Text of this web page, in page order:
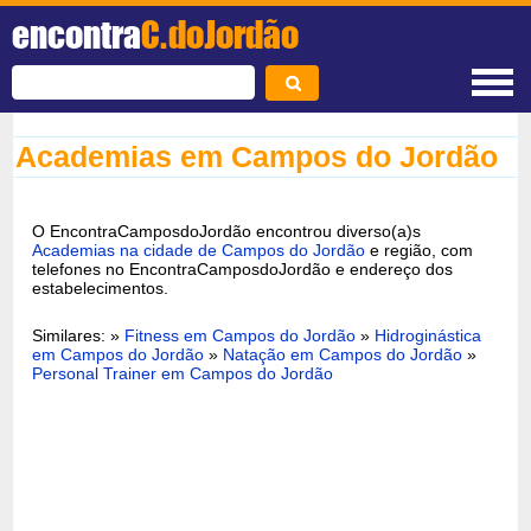
encontraC.doJordão
Academias em Campos do Jordão
O EncontraCamposdoJordão encontrou diverso(a)s
Academias na cidade de Campos do Jordão e região, com
telefones no EncontraCamposdoJordão e endereço dos
estabelecimentos.
Similares: » Fitness em Campos do Jordão » Hidroginástica
em Campos do Jordão » Natação em Campos do Jordão »
Personal Trainer em Campos do Jordão